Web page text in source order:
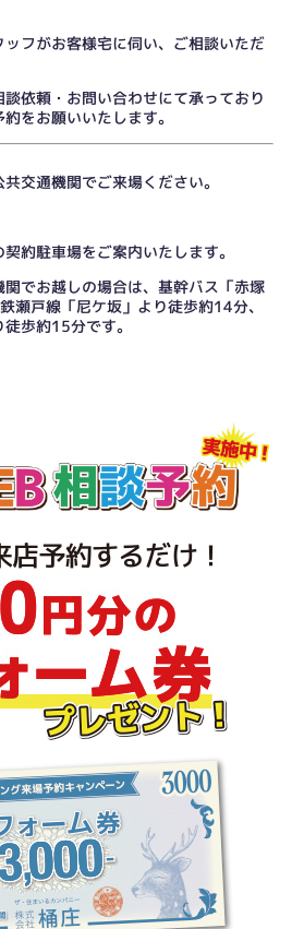
フがお客様宅に伺い、ご相談いただ
談依頼・お問い合わせにて承っており
をお願いいたします。
交通機関でご来場ください。
約駐車場をご案内いたします。
でお越しの場合は、基幹バス「赤塚
瀬戸線「尼ケ坂」より徒歩約14分、
歩約15分です。